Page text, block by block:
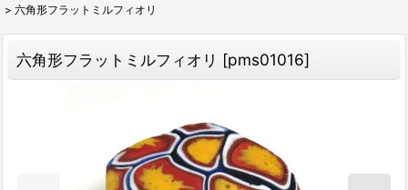
> 六角形フラットミルフィオリ
六角形フラットミルフィオリ [pms01016]